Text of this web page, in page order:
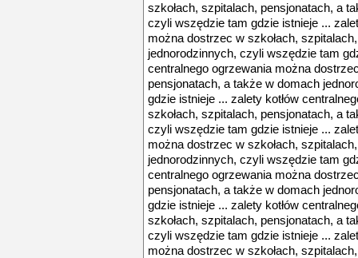
szkołach, szpitalach, pensjonatach, a
czyli wszędzie tam gdzie istnieje ...
można dostrzec w szkołach,
jednorodzinnych, czyli wszędzie tam
centralnego ogrzewania można
pensjonatach, a także w domach
gdzie istnieje ... zalety kotłów
szkołach, szpitalach, pensjonatach, a
czyli wszędzie tam gdzie istnieje ...
można dostrzec w szkołach,
jednorodzinnych, czyli wszędzie tam
centralnego ogrzewania można
pensjonatach, a także w domach
gdzie istnieje ... zalety kotłów
szkołach, szpitalach, pensjonatach, a
czyli wszędzie tam gdzie istnieje ...
można dostrzec w szkołach,